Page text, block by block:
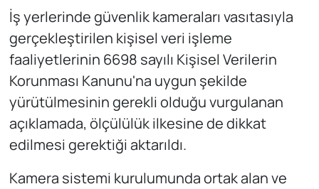
İş yerlerinde güvenlik kameraları vasıtasıyla
gerçekleştirilen kişisel veri işleme
faaliyetlerinin 6698 sayılı Kişisel Verilerin
Korunması Kanunu'na uygun şekilde
yürütülmesinin gerekli olduğu vurgulanan
açıklamada, ölçülülük ilkesine de dikkat
edilmesi gerektiği aktarıldı.
Kamera sistemi kurulumunda ortak alan ve